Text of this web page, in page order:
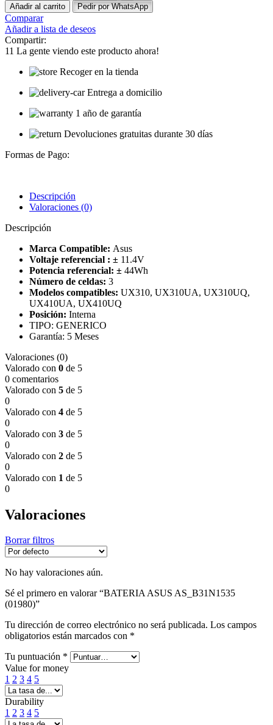
Añadir al carrito Pedir por WhatsApp
Comparar
Añadir a lista de deseos
Compartir:
11 La gente viendo este producto ahora!
Recoger en la tienda
Entrega a domicilio
1 año de garantía
Devoluciones gratuitas durante 30 días
Formas de Pago:
Descripción
Valoraciones (0)
Descripción
Marca Compatible: Asus
Voltaje referencial : ± 11.4V
Potencia referencial: ± 44Wh
Número de celdas: 3
Modelos compatibles: UX310, UX310UA, UX310UQ,
UX410UA, UX410UQ
Posición: Interna
TIPO: GENERICO
Garantía: 5 Meses
Valoraciones (0)
Valorado con 0 de 5
0 comentarios
Valorado con 5 de 5
0
Valorado con 4 de 5
0
Valorado con 3 de 5
0
Valorado con 2 de 5
0
Valorado con 1 de 5
0
Valoraciones
Borrar filtros
No hay valoraciones aún.
Sé el primero en valorar “BATERIA ASUS AS_B31N1535
(01980)”
Tu dirección de correo electrónico no será publicada. Los campos
obligatorios están marcados con *
Tu puntuación *
Value for money
1 2 3 4 5
Durability
1 2 3 4 5